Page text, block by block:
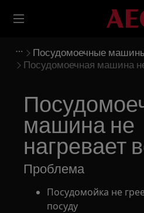
Посудомоечные
Посудомоечная машина
машина не
нагревает
Проблема
Посудомойка не
посуду